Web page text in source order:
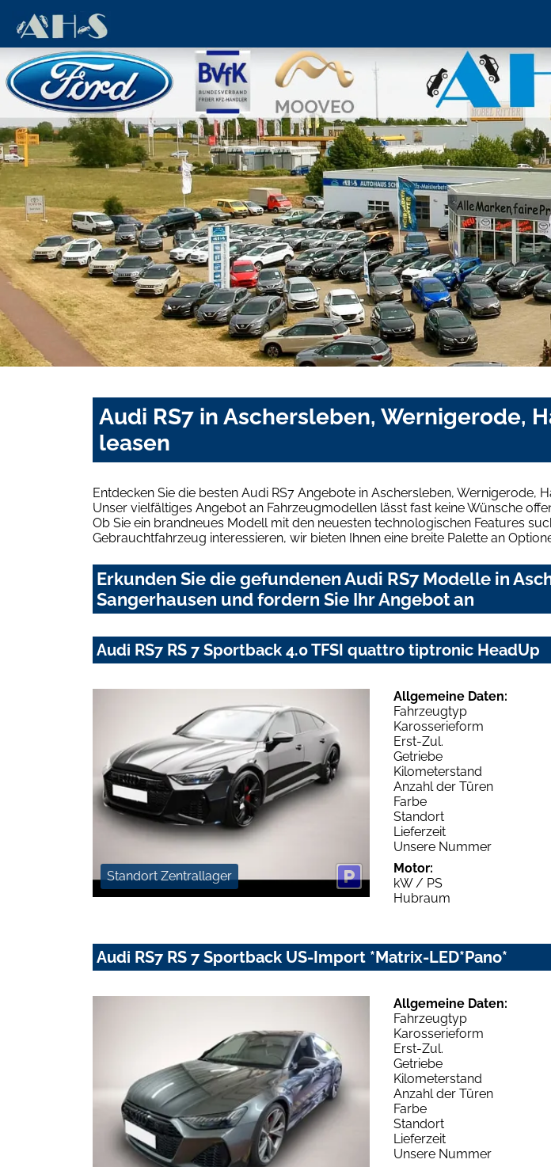
Audi RS7 in Aschersleben, Wernigerode,
leasen
Entdecken Sie die besten Audi RS7 Angebote in Aschersleben, Wernigerode,
Unser vielfältiges Angebot an Fahrzeugmodellen lässt fast keine Wünsche
Ob Sie ein brandneues Modell mit den neuesten technologischen Features
Gebrauchtfahrzeug interessieren, wir bieten Ihnen eine breite Palette an
Erkunden Sie die gefundenen Audi RS7 Modelle in
Sangerhausen und fordern Sie Ihr Angebot an
Audi RS7 RS 7 Sportback 4.0 TFSI quattro tiptronic HeadUp
Standort Zentrallager
Allgemeine Daten:
Fahrzeugtyp
Karosserieform
Erst-Zul.
Getriebe
Kilometerstand
Anzahl der Türen
Farbe
Standort
Lieferzeit
Unsere Nummer
Motor:
kW / PS
Hubraum
Audi RS7 RS 7 Sportback US-Import *Matrix-LED*Pano*
Allgemeine Daten:
Fahrzeugtyp
Karosserieform
Erst-Zul.
Getriebe
Kilometerstand
Anzahl der Türen
Farbe
Standort
Lieferzeit
Unsere Nummer